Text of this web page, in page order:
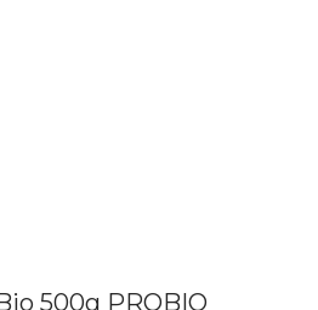
500g PROBIO